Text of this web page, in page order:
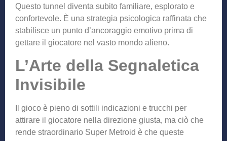
Questo tunnel diventa subito familiare, esplorato e
confortevole. È una strategia psicologica raffinata che
stabilisce un punto d’ancoraggio emotivo prima di
gettare il giocatore nel vasto mondo alieno.
L’Arte della Segnaletica
Invisibile
Il gioco è pieno di sottili indicazioni e trucchi per
attirare il giocatore nella direzione giusta, ma ciò che
rende straordinario Super Metroid è che queste